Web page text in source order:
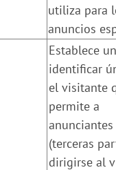
utiliza para
anuncios
Establece un
identificar
el visitante
permite a
(terceras
dirigirse al